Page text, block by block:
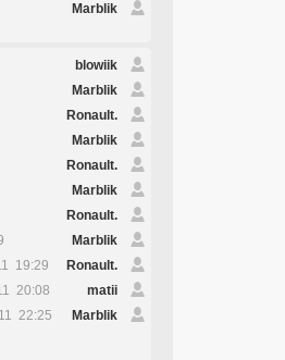
Marblik
blowiik
Marblik
Ronault.
Marblik
Ronault.
Marblik
Ronault.
Marblik
19:29
Ronault.
20:08
matii
22:25 Marblik